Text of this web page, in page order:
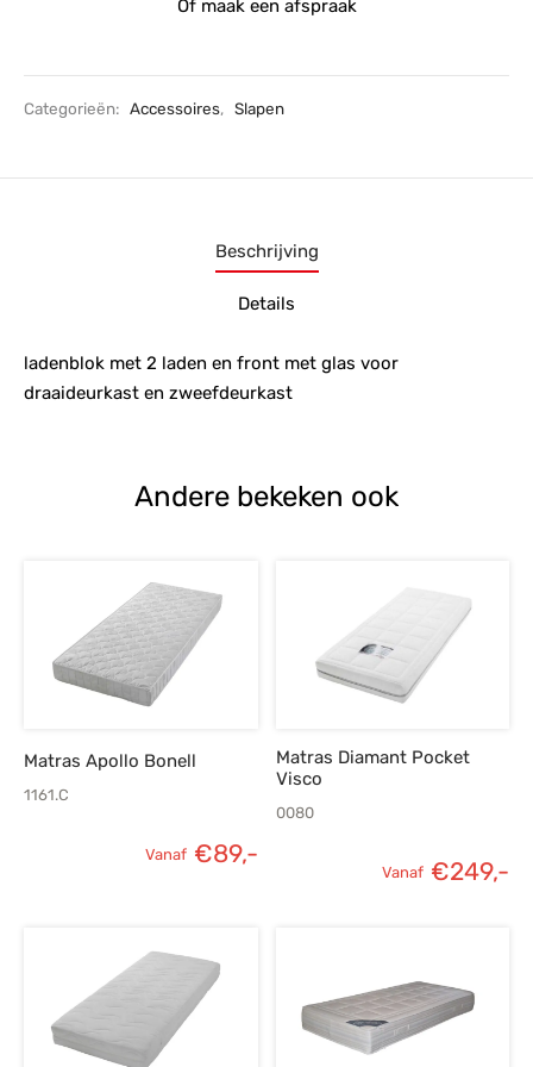
Of maak een afspraak
Categorieën: Accessoires, Slapen
Beschrijving
Details
ladenblok met 2 laden en front met glas voor
draaideurkast en zweefdeurkast
Andere bekeken ook
Matras Apollo Bonell
1161.C
Vanaf €89,-
Matras Diamant Pocket
Visco
0080
Vanaf €249,-